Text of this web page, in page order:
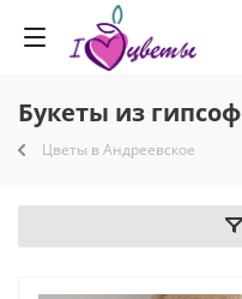
Букеты из
Цветы в Андреевское